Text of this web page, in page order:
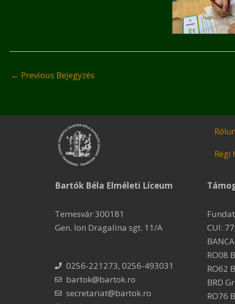
← Previous Bejegyzés
Bartók Béla Elméleti Líceum
Temesvár 300181
Gen. Ion Dragalina sgt. 11/A
0256-221273, 0256-493031
bartok@bartok.ro
secretariat@bartok.ro
Régi
CUI:
RO08
RO62
BRD
RO76